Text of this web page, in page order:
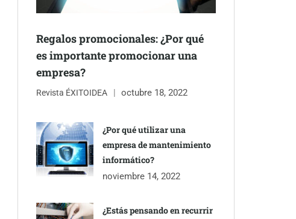
Regalos promocionales: ¿Por qué
es importante promocionar una
empresa?
Revista ÉXITOIDEA octubre 18, 2022
¿Por qué utilizar una
empresa de mantenimiento
informático?
noviembre 14, 2022
¿Estás pensando en recurrir